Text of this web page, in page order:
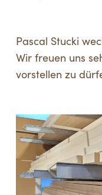
Pascal Stucki
Wir freuen uns
vorstellen zu